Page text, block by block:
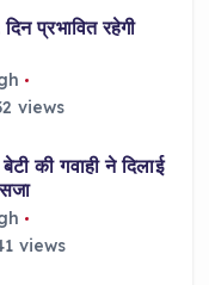
प्रभावित रहेगी
views
की गवाही ने दिलाई
views